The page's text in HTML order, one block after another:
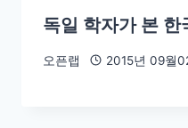
독일 학자가 본 한
오픈랩 2015년 09월